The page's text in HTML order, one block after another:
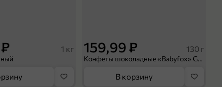
1 кг 159,99 ₽ 130 г
Конфеты шоколадные «Babyfox» Galaxy sphere с фундуком, 130 г
В корзину